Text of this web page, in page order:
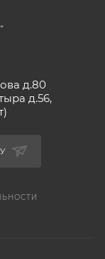
д.80
д.56,